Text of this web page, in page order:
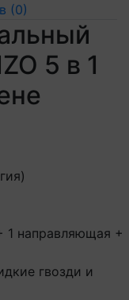
(0)
5 в 1
1 направляющая +
гвозди и